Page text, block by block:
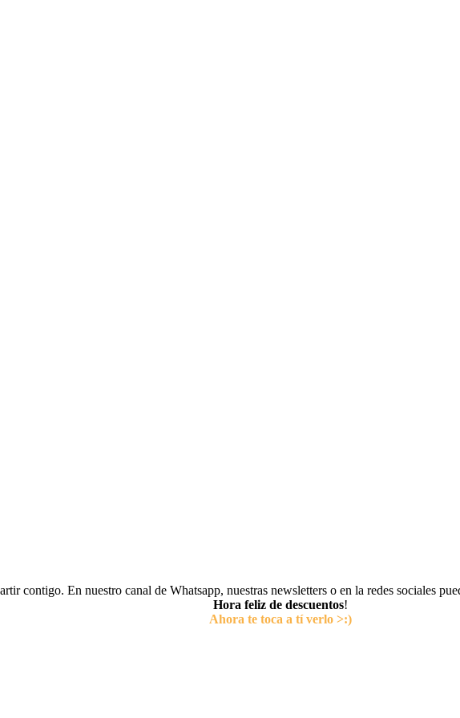
contigo. En nuestro canal de Whatsapp, nuestras newsletters o en la redes sociales
Hora feliz de descuentos!
Ahora te toca a tí verlo >:)